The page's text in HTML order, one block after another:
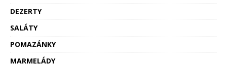
DEZERTY
SALÁTY
POMAZÁNKY
MARMELÁDY